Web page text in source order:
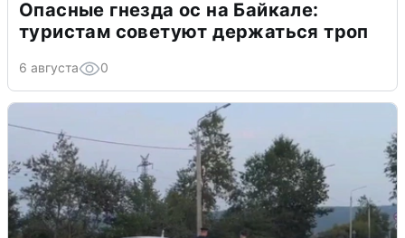
Опасные гнезда ос на Байкале:
туристам советуют держаться троп
6 августа 0